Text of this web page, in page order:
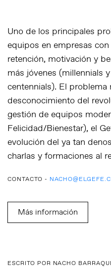
Uno de los principales
equipos en empresas
retención, motivación y
más jóvenes (millennials
centennials). El problema
desconocimiento del
gestión de equipos
Felicidad/Bienestar), el
evolución del ya tan
charlas y formaciones al
CONTACTO -
Más información
ESCRITO POR NACHO